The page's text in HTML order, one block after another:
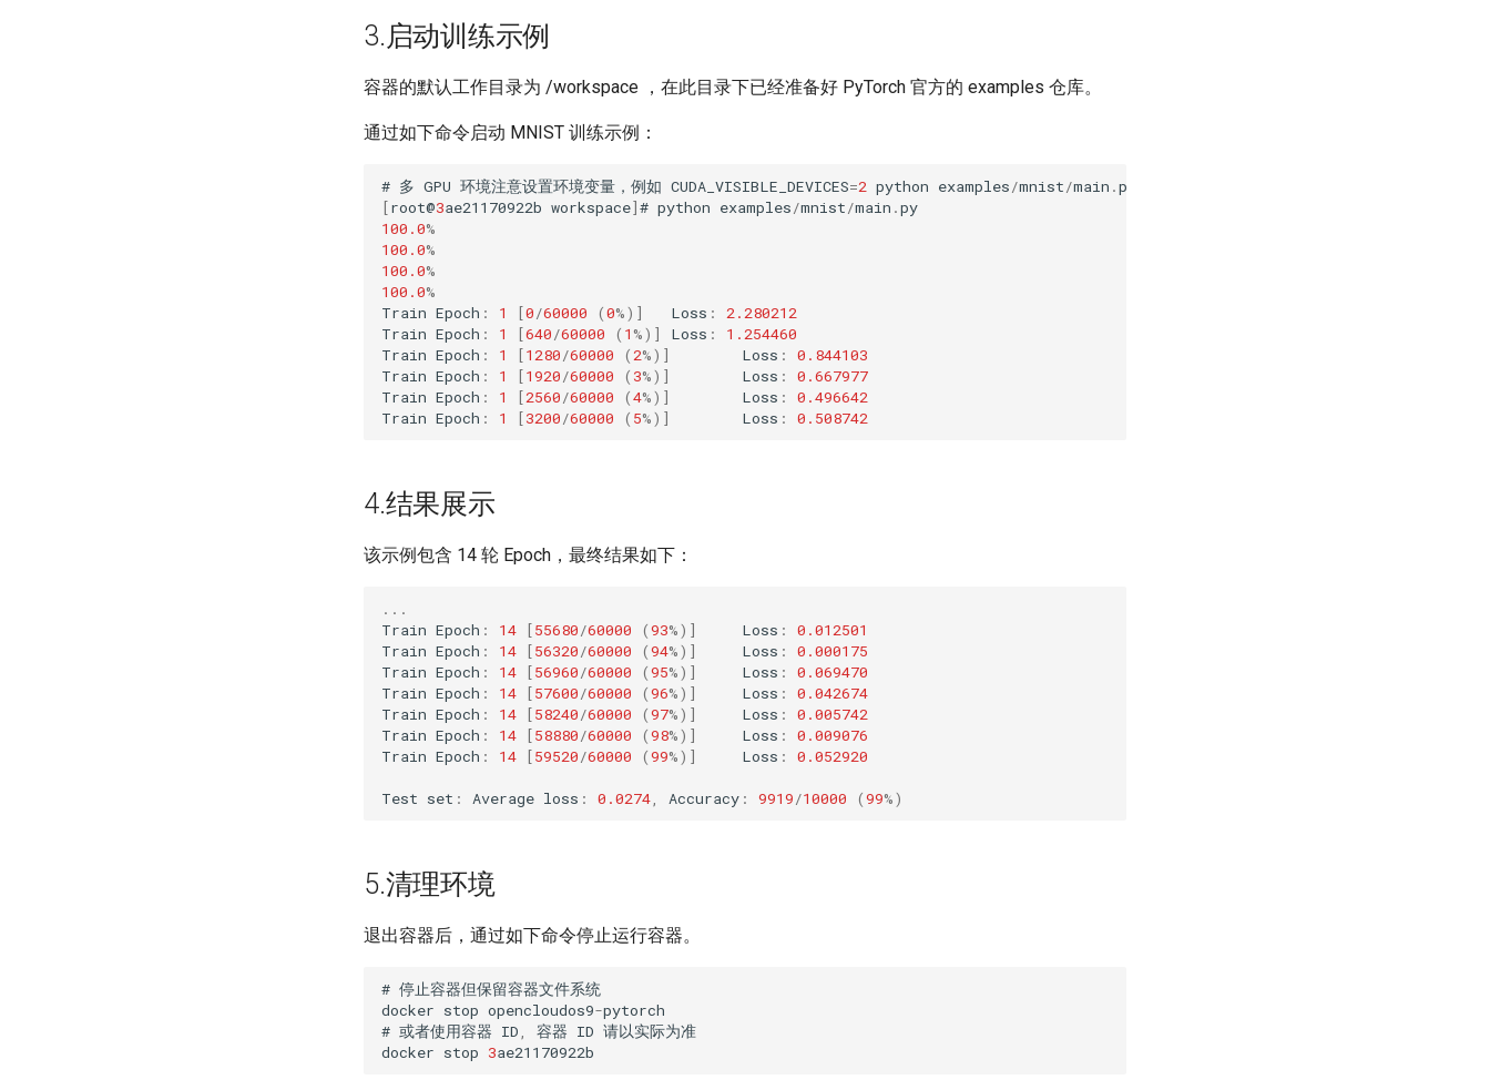
3.启动训练示例
容器的默认工作目录为 /workspace ，在此目录下已经准备好 PyTorch 官方的 examples 仓库。
通过如下命令启动 MNIST 训练示例：
# 多 GPU 环境注意设置环境变量 ， 例如 CUDA_VISIBLE_DEVICES=2 python examples/mnist/main .py
[root@3ae21170922b workspace]# python examples/mnist/main .py
100.0%
100.0%
100.0%
100.0%
Train Epoch : 1 [0/60000 (0%)] Loss :
2.280212
Train Epoch : 1 [640/60000 ( 1 %)] Loss :
1.254460
Train Epoch : 1 [1280/60000 ( 2%)] Loss :
0.844103
Train Epoch : 1 [1920/60000 ( 3%)] Loss :
0.667977
Train Epoch : 1 [2560/60000 (4%)] Loss :
0.496642
Train Epoch : 1 [3200/60000 ( 5%)] Loss : 0.508742
4.结果展示
该示例包含 14 轮 Epoch，最终结果如下：
...
Train Epoch : 14 [55680/60000 (93%)] Loss :
0.012501
Train Epoch : 14 [56320/60000 (94%)] Loss :
0.000175
Train Epoch : 14 [56960/60000 (95%)] Loss :
0.069470
Train Epoch : 14 [57600/60000 (96%)] Loss :
0.042674
Train Epoch : 14 [58240/60000 (97%)] Loss :
0.005742
Train Epoch : 14 [58880/60000 (98%)] Loss :
0.009076
Train Epoch : 14 [59520/60000 (99%)] Loss : 0.052920
Test set : Average loss : 0.0274 Accuracy : 9919/10000 (99%)
5.清理环境
退出容器后，通过如下命令停止运行容器。
# 停止容器但保留容器文件系统
docker stop opencloudos9-pytorch
# 或者使用容器 ID 容器 ID 请以实际为准
docker stop 3ae21170922b